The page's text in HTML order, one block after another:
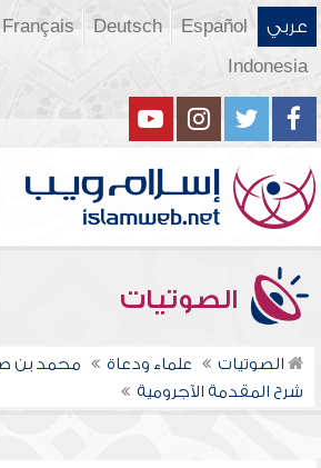
عربي Español
Deutsch
Français
Indonesia
الصوتيات
الصوتيات علماء ودعاة
محمد بن
شرح المقدمة الآجرومية